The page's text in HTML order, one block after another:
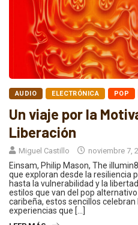
AUDIO ELECTRÓNICA POP
Un viaje por la
Liberación
Miguel Castillo noviembre 7,
Einsam, Philip Mason, The
que exploran desde la resiliencia
hasta la vulnerabilidad y la
estilos que van del pop
caribeña, estos sencillos
experiencias que […]